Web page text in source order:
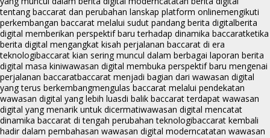
tentang baccarat dan perubahan lanskap platform onlinemengikuti
perkembangan baccarat melalui sudut pandang berita digitalberita
digital memberikan perspektif baru terhadap dinamika baccaratketika
berita digital mengangkat kisah perjalanan baccarat di era
teknologibaccarat kian sering muncul dalam berbagai laporan berita
digital masa kiniwawasan digital membuka perspektif baru mengenai
perjalanan baccaratbaccarat menjadi bagian dari wawasan digital
yang terus berkembangmengulas baccarat melalui pendekatan
wawasan digital yang lebih luasdi balik baccarat terdapat wawasan
digital yang menarik untuk dicermatiwawasan digital mencatat
dinamika baccarat di tengah perubahan teknologibaccarat kembali
hadir dalam pembahasan wawasan digital moderncatatan wawasan